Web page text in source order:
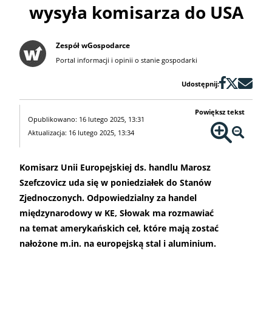
wysyła komisarza do USA
Zespół wGospodarce
Portal informacji i opinii o stanie gospodarki
Udostępnij:
Opublikowano: 16 lutego 2025, 13:31
Aktualizacja: 16 lutego 2025, 13:34
Powiększ tekst
Komisarz Unii Europejskiej ds. handlu Marosz
Szefczovicz uda się w poniedziałek do Stanów
Zjednoczonych. Odpowiedzialny za handel
międzynarodowy w KE, Słowak ma rozmawiać
na temat amerykańskich ceł, które mają zostać
nałożone m.in. na europejską stal i aluminium.